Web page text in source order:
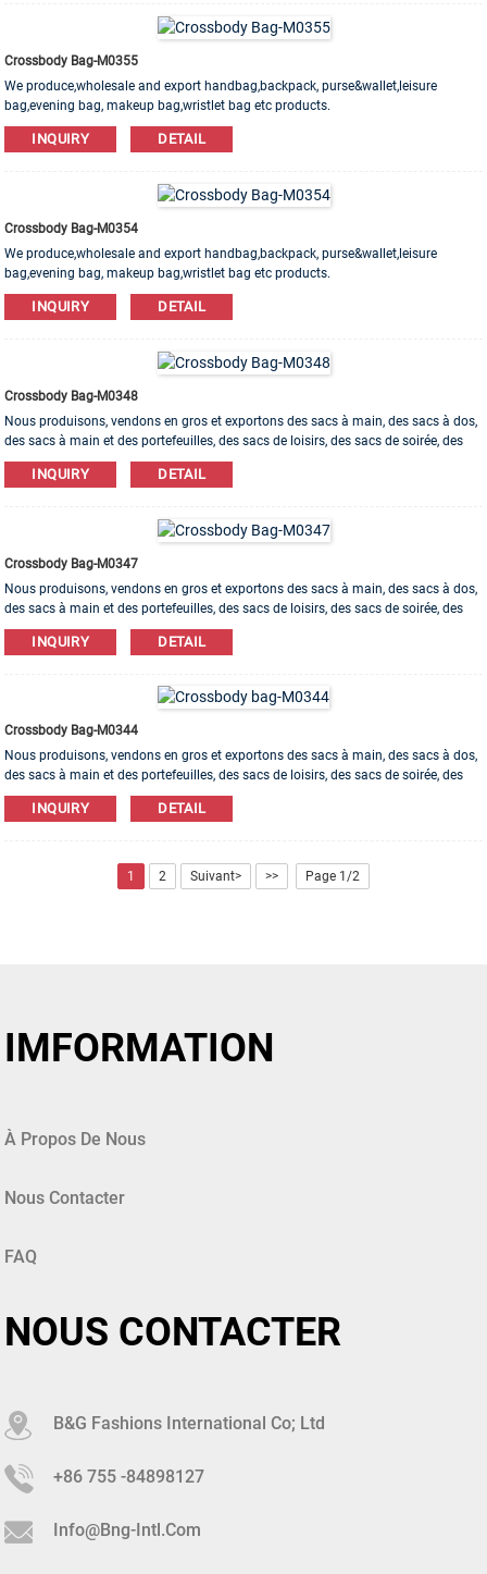
Crossbody Bag-M0355
We produce,wholesale and export handbag,backpack, purse&wallet,leisure
bag,evening bag, makeup bag,wristlet bag etc products.
Leather,PU,Canvas,Nylon,Cotton materials are available. OEM&ODM order is
welcome! Email: info@bng-intl.com Tel: +86 755 33656727 Cell: +86
INQUIRY DETAIL
Crossbody Bag-M0354
We produce,wholesale and export handbag,backpack, purse&wallet,leisure
bag,evening bag, makeup bag,wristlet bag etc products.
Leather,PU,Canvas,Nylon,Cotton materials are available. OEM&ODM order is
welcome! Email: info@bng-intl.com Tel: +86 755 33656727 Cell: +86
INQUIRY DETAIL
Crossbody Bag-M0348
Nous produisons, vendons en gros et exportons des sacs à main, des sacs à dos,
des sacs à main et des portefeuilles, des sacs de loisirs, des sacs de soirée, des
trousses de maquillage, des sacs pour bracelets, etc. Des matériaux en cuir, PU, ​​
toile, nylon, coton sont disponibles. L'ordre d'OEM et d'ODM est bienvenu!
INQUIRY DETAIL
Crossbody Bag-M0347
Nous produisons, vendons en gros et exportons des sacs à main, des sacs à dos,
des sacs à main et des portefeuilles, des sacs de loisirs, des sacs de soirée, des
trousses de maquillage, des sacs pour bracelets, etc. Des matériaux en cuir, PU, ​​
toile, nylon, coton sont disponibles. L'ordre d'OEM et d'ODM est bienvenu!
INQUIRY DETAIL
Crossbody Bag-M0344
Nous produisons, vendons en gros et exportons des sacs à main, des sacs à dos,
des sacs à main et des portefeuilles, des sacs de loisirs, des sacs de soirée, des
trousses de maquillage, des sacs pour bracelets, etc. Des matériaux en cuir, PU, ​​
toile, nylon, coton sont disponibles. L'ordre d'OEM et d'ODM est bienvenu!
INQUIRY DETAIL
1 2 Suivant> >> Page 1/2
IMFORMATION
À Propos De Nous
Nous Contacter
FAQ
NOUS CONTACTER
B&G Fashions International Co; Ltd
+86 755 -84898127
Info@bng-Intl.com